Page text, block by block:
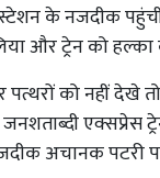
के नजदीक
और ट्रेन को
पत्थरों को नहीं
एक्सप्रेस
अचानक पटरी